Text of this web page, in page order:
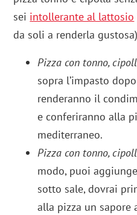
sei intollerante al lattosio
da soli a renderla
Pizza con tonno,
sopra l’impasto
renderanno il
e conferiranno alla
mediterraneo.
Pizza con tonno,
modo, puoi
sotto sale, dovrai
alla pizza un sapore